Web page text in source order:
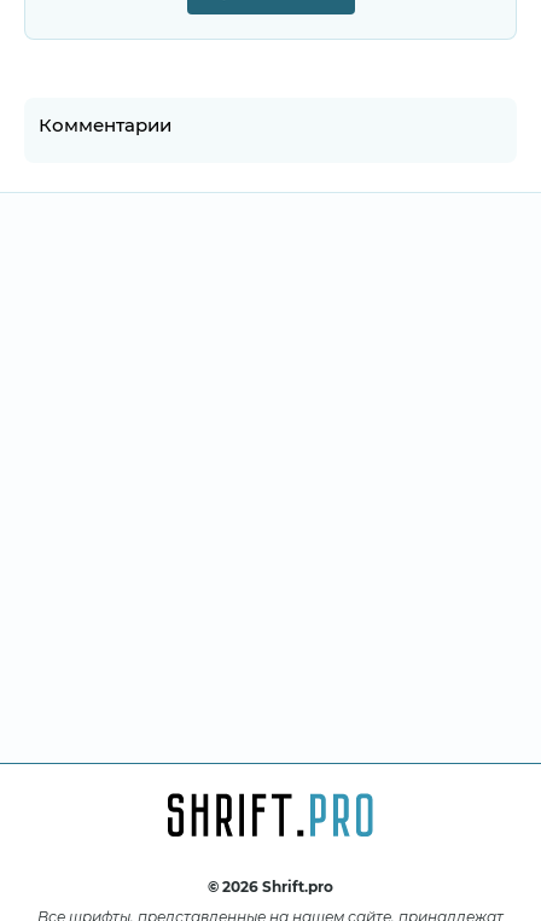
Комментарии
© 2026 Shrift.pro
Все шрифты, представленные на нашем сайте, принадлежат